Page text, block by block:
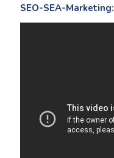
SEO-SEA-Marketing: